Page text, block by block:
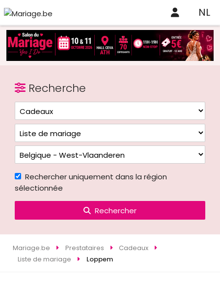
NL
Recherche
Rechercher uniquement dans la région
sélectionnée
Rechercher
Mariage.be Prestataires
Cadeaux
Liste de mariage
Loppem